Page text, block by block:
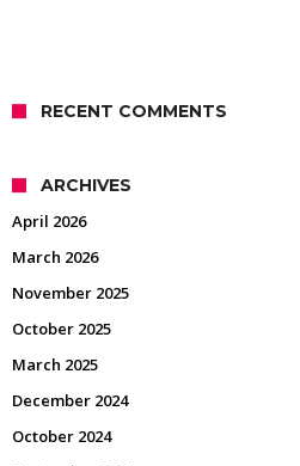
RECENT COMMENTS
ARCHIVES
April 2026
March 2026
November 2025
October 2025
March 2025
December 2024
October 2024